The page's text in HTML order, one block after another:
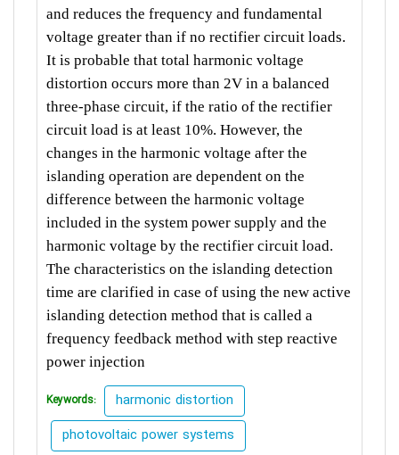
and reduces the frequency and fundamental
voltage greater than if no rectifier circuit loads.
It is probable that total harmonic voltage
distortion occurs more than 2V in a balanced
three-phase circuit, if the ratio of the rectifier
circuit load is at least 10%. However, the
changes in the harmonic voltage after the
islanding operation are dependent on the
difference between the harmonic voltage
included in the system power supply and the
harmonic voltage by the rectifier circuit load.
The characteristics on the islanding detection
time are clarified in case of using the new active
islanding detection method that is called a
frequency feedback method with step reactive
power injection
Keywords:
harmonic distortion
photovoltaic power systems